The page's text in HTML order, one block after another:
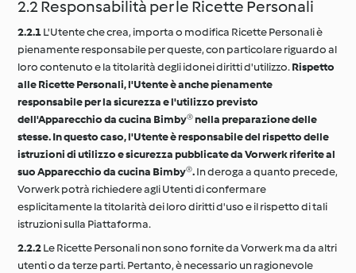
2.2 Responsabilità per le Ricette Personali
2.2.1L'Utente che crea, importa o modifica Ricette Personali è
pienamente responsabile per queste, con particolare riguardo al
loro contenuto e la titolarità degli idonei diritti d'utilizzo.Rispetto
alle Ricette Personali, l'Utente è anche pienamente
responsabile per la sicurezza e l'utilizzo previsto
dell'Apparecchio da cucina Bimby® nella preparazione delle
stesse. In questo caso, l'Utente è responsabile del rispetto delle
istruzioni di utilizzo e sicurezza pubblicate da Vorwerk riferite al
suo Apparecchio da cucina Bimby®.In deroga a quanto precede,
Vorwerk potrà richiedere agli Utenti di confermare
esplicitamente la titolarità dei loro diritti d'uso e il rispetto di tali
istruzioni sulla Piattaforma.
2.2.2Le Ricette Personali non sono fornite da Vorwerk ma da altri
utenti o da terze parti. Pertanto, è necessario un ragionevole